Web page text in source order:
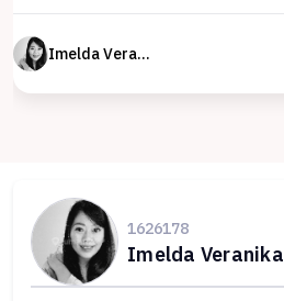
Imelda Veranika
1626178
Imelda Veranika